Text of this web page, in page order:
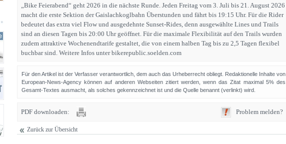
„Bike Feierabend“ geht 2026 in die nächste Runde. Jeden Freitag vom 3. Juli bis 21. August 2026
macht die erste Sektion der Gaislachkoglbahn Überstunden und fährt bis 19:15 Uhr. Für die Rider
bedeutet das extra viel Flow und ausgedehnte Sunset-Rides, denn ausgewählte Lines und Trails
sind an diesen Tagen bis 20:00 Uhr geöffnet. Für die maximale Flexibilität auf den Trails wurden
zudem attraktive Wochenendtarife gestaltet, die von einem halben Tag bis zu 2,5 Tagen flexibel
buchbar sind. Weitere Infos unter bikerepublic.soelden.com
Für den Artikel ist der Verfasser verantwortlich, dem auch das Urheberrecht obliegt. Redaktionelle Inhalte von
European-News-Agency können auf anderen Webseiten zitiert werden, wenn das Zitat maximal 5% des
Gesamt-Textes ausmacht, als solches gekennzeichnet ist und die Quelle benannt (verlinkt) wird.
PDF downloaden: Problem melden?
Zurück zur Übersicht